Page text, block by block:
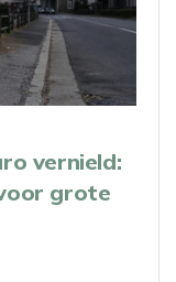
vernield:
grote